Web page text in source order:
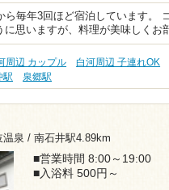
ら毎年3回ほど宿泊しています。
に思いますが、料理が美味しく
周辺 カップル 白河周辺 子連れOK
駅 泉郷駅
温泉 / 南石井駅4.89km
■営業時間 8:00～19:00
■入浴料 500円～